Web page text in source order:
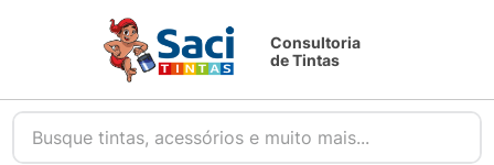
Consultoria
de Tintas
Busque tintas, acessórios e muito mais...